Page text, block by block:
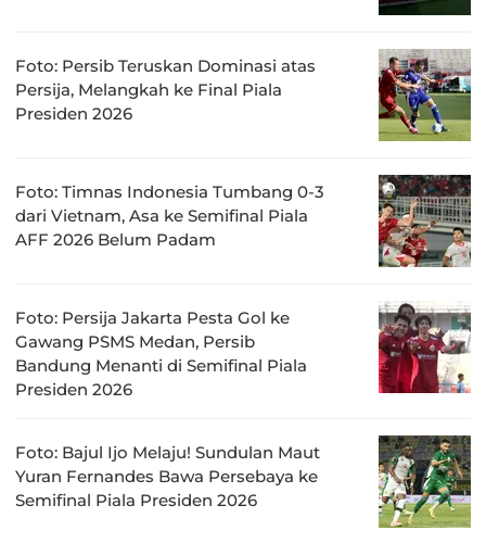
Foto: Persib Teruskan Dominasi atas
Persija, Melangkah ke Final Piala
Presiden 2026
Foto: Timnas Indonesia Tumbang 0-3
dari Vietnam, Asa ke Semifinal Piala
AFF 2026 Belum Padam
Foto: Persija Jakarta Pesta Gol ke
Gawang PSMS Medan, Persib
Bandung Menanti di Semifinal Piala
Presiden 2026
Foto: Bajul Ijo Melaju! Sundulan Maut
Yuran Fernandes Bawa Persebaya ke
Semifinal Piala Presiden 2026